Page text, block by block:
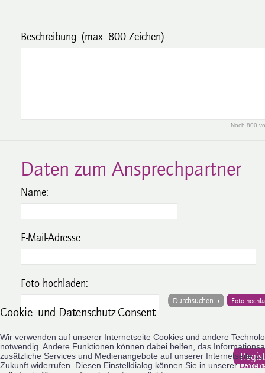
Cookie- und Datenschutz-Consent
Wir verwenden auf unserer Internetseite Cookies und andere
notwendig. Andere Funktionen können dabei helfen, das
zusätzliche Services und Medienangebote auf unserer Internetseite
Zukunft widerrufen. Diesen Einstelldialog können Sie in unserer
Beschreibung: (max. 800 Zeichen)
Noch 800
Daten zum Ansprechpartner
Name:
E-Mail-Adresse:
Foto hochladen:
Durchsuchen Foto